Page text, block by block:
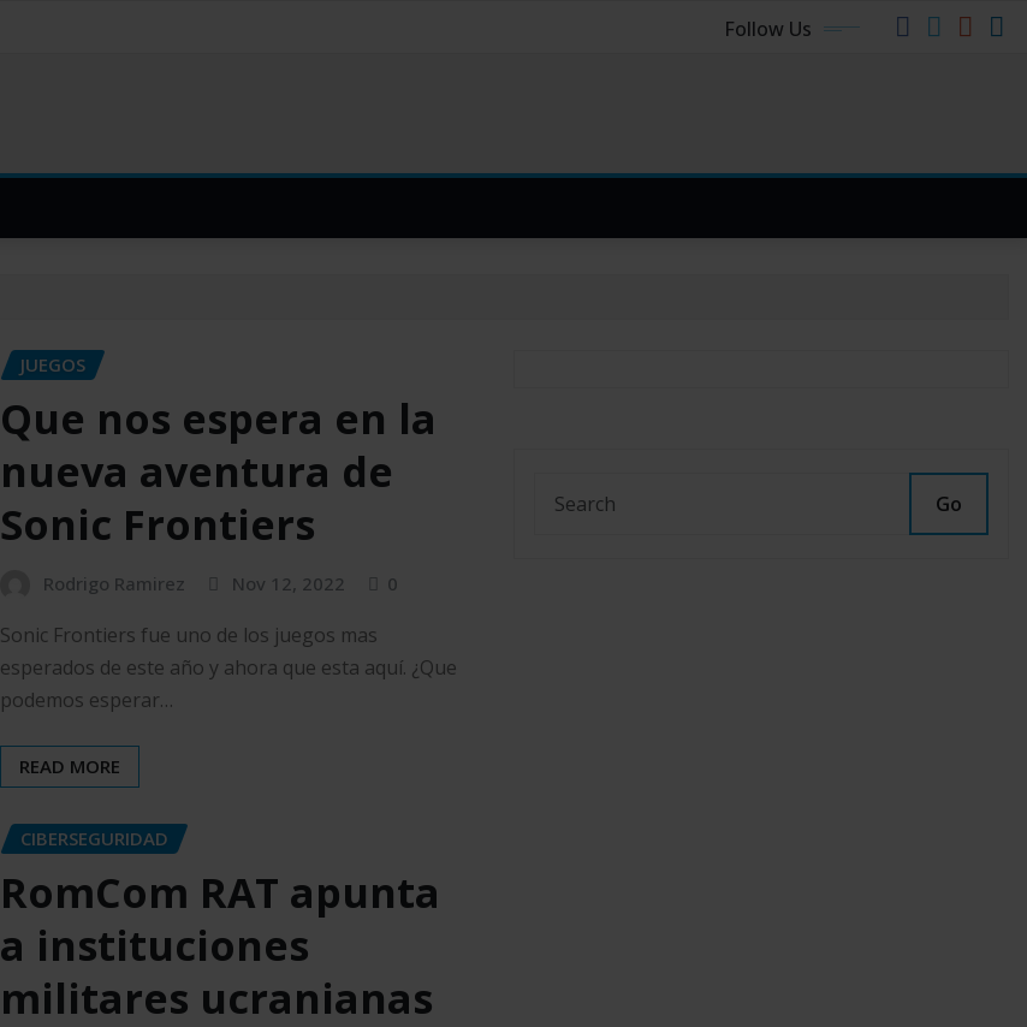
Follow Us
JUEGOS
Que nos espera en la
nueva aventura de
Sonic Frontiers
Rodrigo Ramirez Nov 12, 2022 0
Sonic Frontiers fue uno de los juegos mas
esperados de este año y ahora que esta aquí. ¿Que
podemos esperar…
READ MORE
CIBERSEGURIDAD
RomCom RAT apunta
a instituciones
militares ucranianas
Go